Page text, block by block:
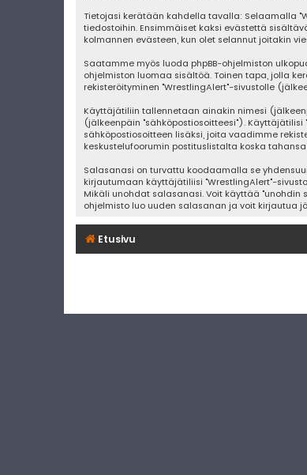
Tietojasi kerätään kahdella tavalla: Selaamalla
tiedostoihin. Ensimmäiset kaksi evästettä
kolmannen evästeen, kun olet selannut joitakin
Saatamme myös luoda phpBB-ohjelmiston
ohjelmiston luomaa sisältöä. Toinen tapa, jolla
rekisteröityminen "WrestlingAlert"-sivustolle
Käyttäjätiliin tallennetaan ainakin nimesi
(jälkeenpäin "sähköpostiosoitteesi").
sähköpostiosoitteen lisäksi, joita vaadimme
keskustelufoorumin postituslistalta koska
Salasanasi on turvattu koodaamalla se
kirjautumaan käyttäjätiliisi "WrestlingAlert"-
Mikäli unohdat salasanasi. Voit käyttää
ohjelmisto luo uuden salasanan ja voit kirjautua
Etusivu